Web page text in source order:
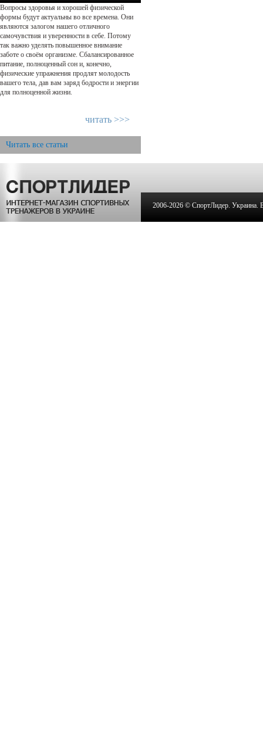
сохранить форму, сэкономив...
Вопросы здоровья и хорошей физической
формы будут актуальны во все времена. Они
являются залогом нашего отличного
самочувствия и уверенности в себе. Потому
так важно уделять повышенное внимание
заботе о своём организме. Сбалансированное
питание, полноценный сон и, конечно,
физические упражнения продлят молодость
вашего тела, дав вам заряд бодрости и энергии
для полноценной жизни.
читать >>>
Читать все статьи
2006-2026 © СпортЛидер. Украина.